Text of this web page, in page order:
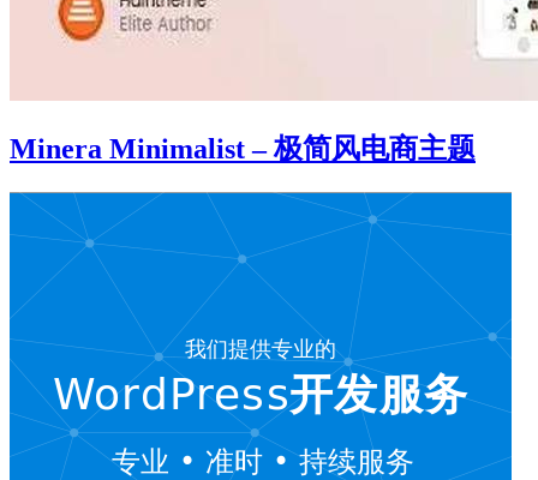
Minera Minimalist – 极简风电商主题